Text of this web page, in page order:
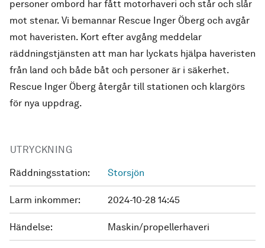
personer ombord har fått motorhaveri och står och slår
mot stenar. Vi bemannar Rescue Inger Öberg och avgår
mot haveristen. Kort efter avgång meddelar
räddningstjänsten att man har lyckats hjälpa haveristen
från land och både båt och personer är i säkerhet.
Rescue Inger Öberg återgår till stationen och klargörs
för nya uppdrag.
UTRYCKNING
Räddningsstation: Storsjön
Larm inkommer: 2024-10-28 14:45
Händelse: Maskin/propellerhaveri